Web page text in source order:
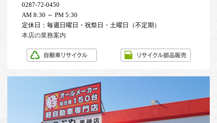
0287-72-0450
AM 8:30 ～ PM 5:30
定休日：毎週日曜日・祝祭日・土曜日（不定期）
本店の業務案内